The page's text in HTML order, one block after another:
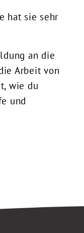
hat sie sehr
an die
Arbeit von
wie du
und